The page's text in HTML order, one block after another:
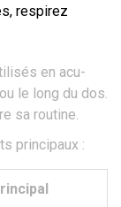
respirez
en acu-
le long du dos.
sa routine.
principaux :